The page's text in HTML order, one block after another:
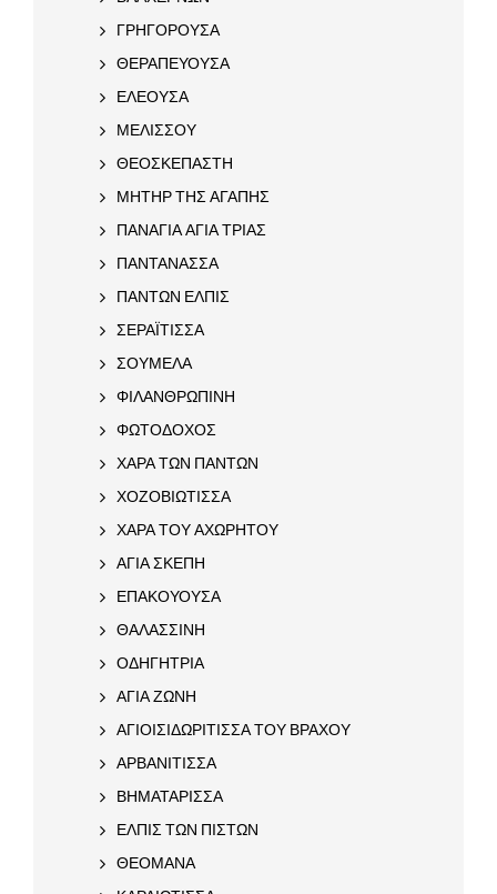
ΓΡΗΓΟΡΟΥΣΑ
ΘΕΡΑΠΕΥΟΥΣΑ
ΕΛΕΟΥΣΑ
ΜΕΛΙΣΣΟΥ
ΘΕΟΣΚΕΠΑΣΤΗ
ΜΗΤΗΡ ΤΗΣ ΑΓΑΠΗΣ
ΠΑΝΑΓΙΑ ΑΓΙΑ ΤΡΙΑΣ
ΠΑΝΤΑΝΑΣΣΑ
ΠΑΝΤΩΝ ΕΛΠΙΣ
ΣΕΡΑΪΤΙΣΣΑ
ΣΟΥΜΕΛΑ
ΦΙΛΑΝΘΡΩΠΙΝΗ
ΦΩΤΟΔΟΧΟΣ
ΧΑΡΑ ΤΩΝ ΠΑΝΤΩΝ
ΧΟΖΟΒΙΩΤΙΣΣΑ
ΧΑΡΑ ΤΟΥ ΑΧΩΡΗΤΟΥ
ΑΓΙΑ ΣΚΕΠΗ
ΕΠΑΚΟΥΟΥΣΑ
ΘΑΛΑΣΣΙΝΗ
ΟΔΗΓΗΤΡΙΑ
ΑΓΙΑ ΖΩΝΗ
ΑΓΙΟΙΣΙΔΩΡΙΤΙΣΣΑ ΤΟΥ ΒΡΑΧΟΥ
ΑΡΒΑΝΙΤΙΣΣΑ
ΒΗΜΑΤΑΡΙΣΣΑ
ΕΛΠΙΣ ΤΩΝ ΠΙΣΤΩΝ
ΘΕΟΜΑΝΑ